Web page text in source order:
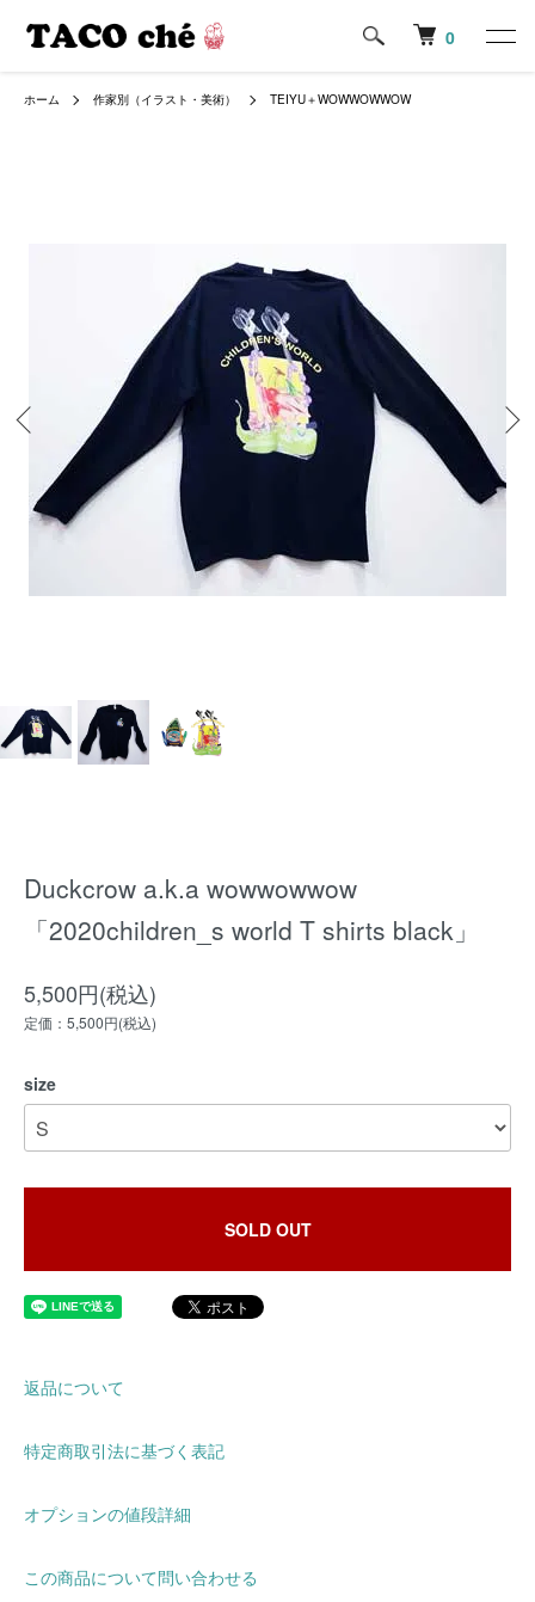
0
ホーム 作家別（イラスト・美術） TEIYU＋WOWWOWWOW
Duckcrow a.k.a wowwowwow
「2020children_s world T shirts black」
5,500円(税込)
定価：5,500円(税込)
size
SOLD OUT
返品について
特定商取引法に基づく表記
オプションの値段詳細
この商品について問い合わせる